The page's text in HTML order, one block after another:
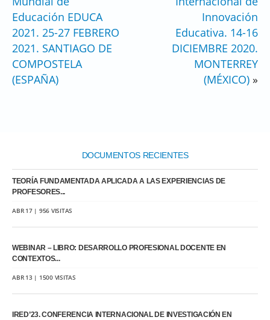
Educación EDUCA
2021. 25-27 FEBRERO
2021. SANTIAGO DE
COMPOSTELA
(ESPAÑA)
Innovación
Educativa. 14-16
DICIEMBRE 2020.
MONTERREY
(MÉXICO) »
DOCUMENTOS RECIENTES
TEORÍA FUNDAMENTADA APLICADA A LAS EXPERIENCIAS DE
PROFESORES...
ABR 17 | 956 VISITAS
WEBINAR – LIBRO: DESARROLLO PROFESIONAL DOCENTE EN
CONTEXTOS...
ABR 13 | 1500 VISITAS
IRED’23. CONFERENCIA INTERNACIONAL DE INVESTIGACIÓN EN